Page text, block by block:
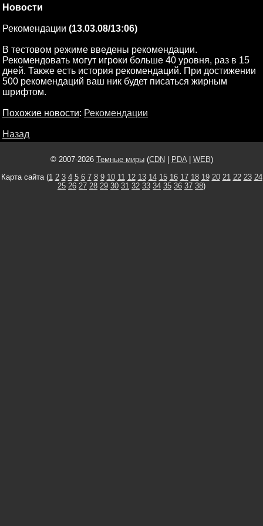
Новости
Рекомендации (13.03.08/13:06)
В тестовом режиме введены рекомендации.
Рекомендовать могут игроки больше 40 уровня, раз в 15
дней. Также есть история рекомендаций. При достижении
500 рекомендаций ваш ник будет писаться жирным
шрифтом.
Похожие новости: Рекомендации
Назад
© 2007-2026 Темные миры(CDN PDA| WEB)
Карта сайта (1 2 3 4 5 6 7 8 9 10 11 12 13 14 15 16 17 18 19 20 21 22 23 24
25 26 27 28 29 30 31 32 33 34 35 36 37 38)